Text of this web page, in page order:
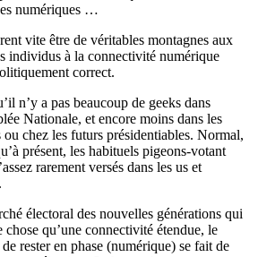
numériques …
vite être de véritables montagnes aux
individus à la connectivité numérique
correct.
n’y a pas beaucoup de geeks dans
Nationale, et encore moins dans les
ou chez les futurs présidentiables. Normal,
présent, les habituels pigeons-votant
rarement versés dans les us et
électoral des nouvelles générations qui
chose qu’une connectivité étendue, le
rester en phase (numérique) se fait de